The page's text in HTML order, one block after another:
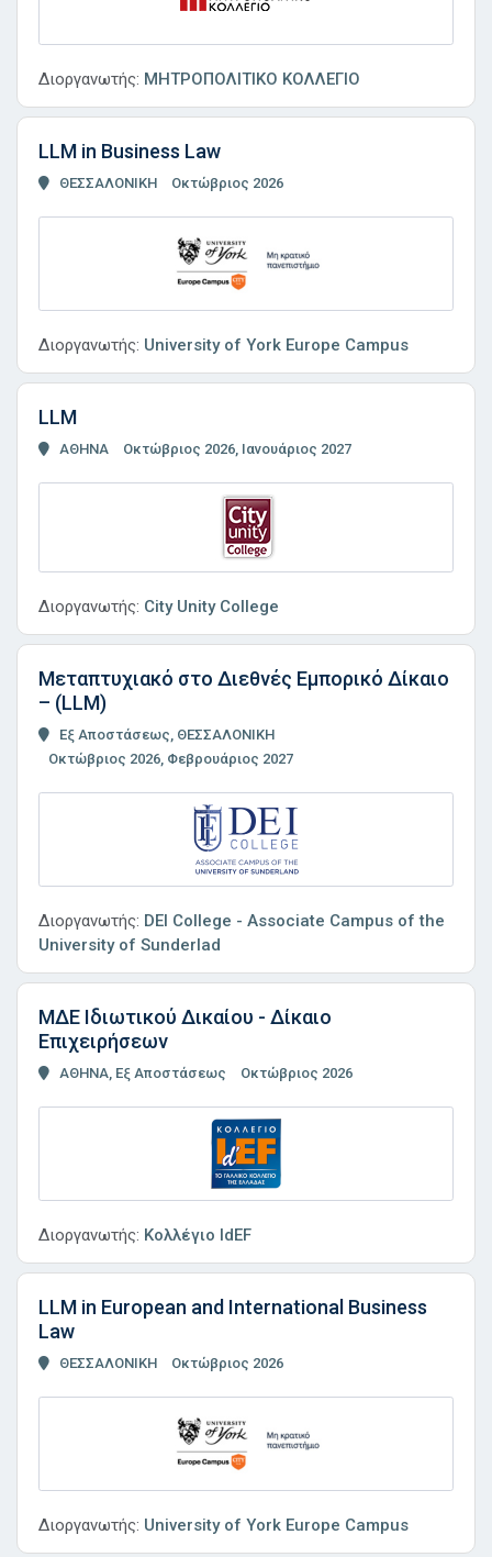
Διοργανωτής: ΜΗΤΡΟΠΟΛΙΤΙΚΟ ΚΟΛΛΕΓΙΟ
LLM in Business Law
ΘΕΣΣΑΛΟΝΙΚΗ Οκτώβριος 2026
Διοργανωτής: University of York Europe Campus
LLM
ΑΘΗΝΑ Οκτώβριος 2026, Ιανουάριος 2027
Διοργανωτής: City Unity College
Μεταπτυχιακό στο Διεθνές Εμπορικό Δίκαιο
– (LLM)
Εξ Αποστάσεως, ΘΕΣΣΑΛΟΝΙΚΗ
Οκτώβριος 2026, Φεβρουάριος 2027
Διοργανωτής: DEI College - Associate Campus of the
University of Sunderlad
ΜΔΕ Ιδιωτικού Δικαίου - Δίκαιο
Επιχειρήσεων
ΑΘΗΝΑ, Εξ Αποστάσεως Οκτώβριος 2026
Διοργανωτής: Κολλέγιο IdEF
LLM in European and International Business
Law
ΘΕΣΣΑΛΟΝΙΚΗ Οκτώβριος 2026
Διοργανωτής: University of York Europe Campus